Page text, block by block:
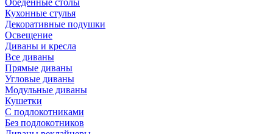
Обеденные столы
Кухонные стулья
Декоративные подушки
Освещение
Диваны и кресла
Все диваны
Прямые диваны
Угловые диваны
Модульные диваны
Кушетки
С подлокотниками
Без подлокотников